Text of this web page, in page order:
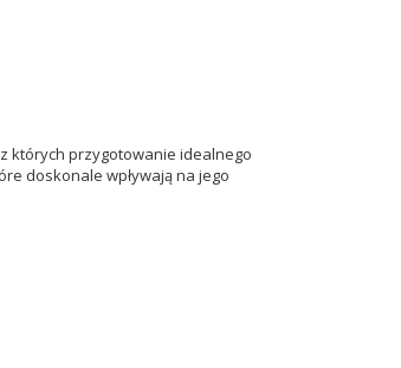
których przygotowanie idealnego
doskonale wpływają na jego